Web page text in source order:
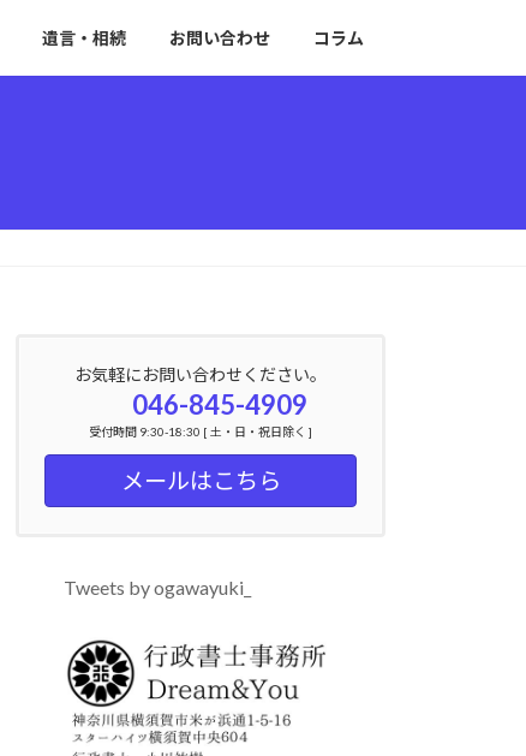
遺言・相続 お問い合わせ コラム
お気軽にお問い合わせください。
046-845-4909
受付時間 9:30-18:30 [ 土・日・祝日除く ]
メールはこちら
Tweets by ogawayuki_